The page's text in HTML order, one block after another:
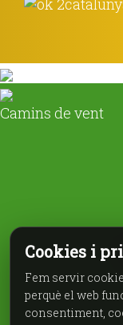
Camins de vent
Cookies i
Fem servir
perquè el web
consentiment,